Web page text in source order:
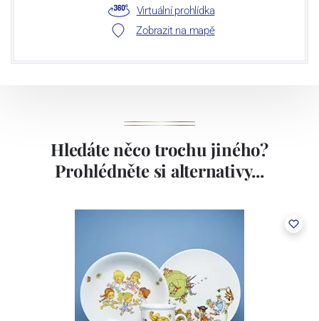
Virtuální prohlídka
Zobrazit na mapě
Hledáte něco trochu jiného?
Prohlédněte si alternativy...